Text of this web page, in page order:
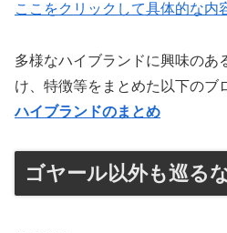
ここをクリックして具体的な内
多様なハイブランドに興味のあ
け、特徴等をまとめた以下のブ
ハイブランドのまとめ
ゴヤール以外も巡る